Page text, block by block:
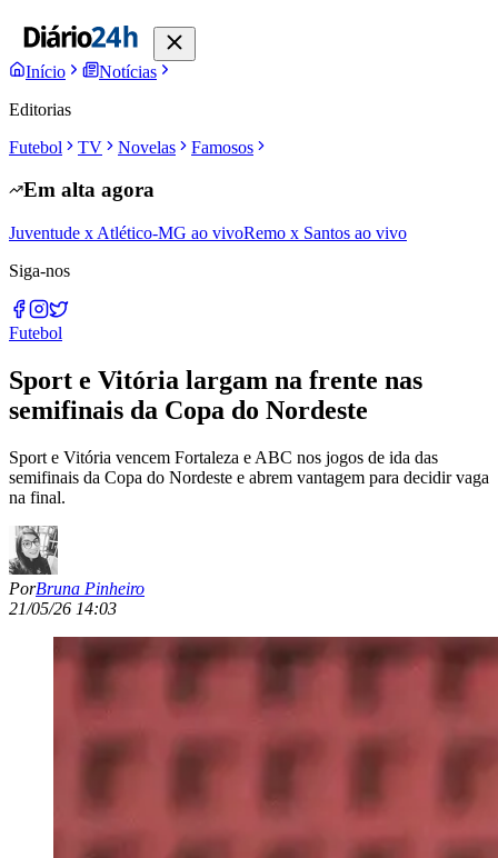
Início
Notícias
Editorias
Futebol
TV Novelas Famosos
Em alta agora
Juventude x Atlético-MG ao vivoRemo x Santos ao vivo
Siga-nos
Futebol
Sport e Vitória largam na frente nas
semifinais da Copa do Nordeste
Sport e Vitória vencem Fortaleza e ABC nos jogos de ida das
semifinais da Copa do Nordeste e abrem vantagem para decidir vaga
na final.
PorBruna Pinheiro
21/05/26 14:03